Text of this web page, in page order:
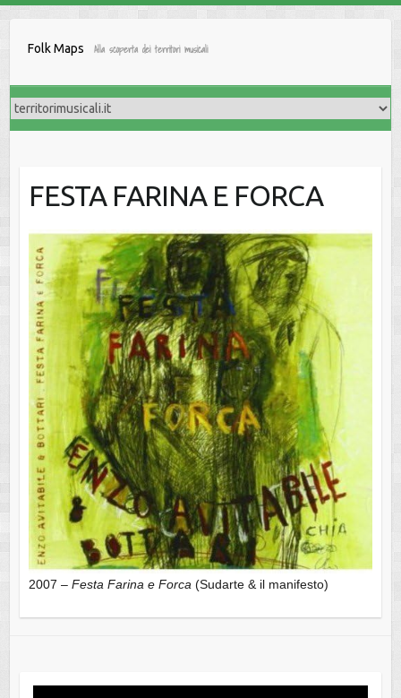
Folk Maps Alla scoperta dei territori musicali
FESTA FARINA E FORCA
2007 – Festa Farina e Forca(Sudarte & il manifesto)